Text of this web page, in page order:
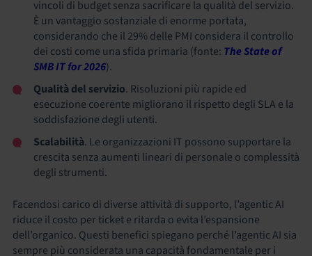
vincoli di budget senza sacrificare la qualità del servizio.
È un vantaggio sostanziale di enorme portata,
considerando che il 29% delle PMI considera il controllo
dei costi come una sfida primaria (fonte: The State of
SMB IT for 2026).
Qualità del servizio. Risoluzioni più rapide ed
esecuzione coerente migliorano il rispetto degli SLA e la
soddisfazione degli utenti.
Scalabilità. Le organizzazioni IT possono supportare la
crescita senza aumenti lineari di personale o complessità
degli strumenti.
Facendosi carico di diverse attività di supporto, l’agentic AI
riduce il costo per ticket e ritarda o evita l’espansione
dell’organico. Questi benefici spiegano perché l’agentic AI sia
sempre più considerata una capacità fondamentale per i